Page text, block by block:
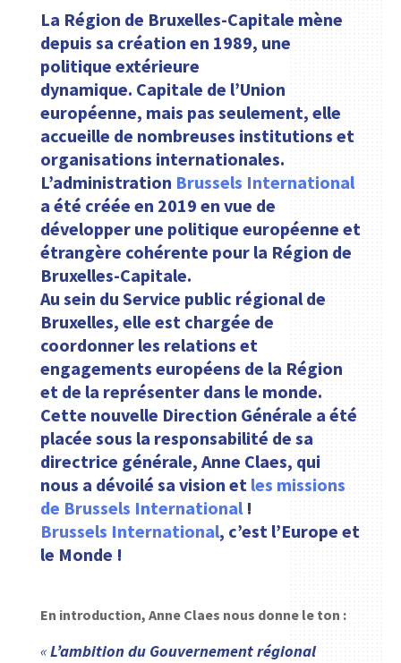
La Région de Bruxelles-Capitale mène
depuis sa création en 1989, une
politique extérieure
dynamique. Capitale de l’Union
européenne, mais pas seulement, elle
accueille de nombreuses institutions et
organisations internationales.
L’administration Brussels International
a été créée en 2019 en vue de
développer une politique européenne et
étrangère cohérente pour la Région de
Bruxelles-Capitale.
Au sein du Service public régional de
Bruxelles, elle est chargée de
coordonner les relations et
engagements européens de la Région
et de la représenter dans le monde.
Cette nouvelle Direction Générale a été
placée sous la responsabilité de sa
directrice générale, Anne Claes, qui
nous a dévoilé sa vision et les missions
de Brussels International!
Brussels International, c’est l’Europe et
le Monde !
En introduction, Anne Claes nous donne le ton :
«L’ambition du Gouvernement régional